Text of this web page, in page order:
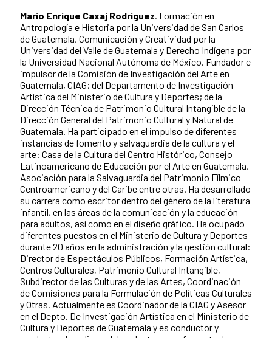
Mario Enrique Caxaj Rodríguez. Formación en
Antropología e Historia por la Universidad de San Carlos
de Guatemala, Comunicación y Creatividad por la
Universidad del Valle de Guatemala y Derecho Indígena por
la Universidad Nacional Autónoma de México. Fundador e
impulsor de la Comisión de Investigación del Arte en
Guatemala, CIAG; del Departamento de Investigación
Artística del Ministerio de Cultura y Deportes; de la
Dirección Técnica de Patrimonio Cultural Intangible de la
Dirección General del Patrimonio Cultural y Natural de
Guatemala. Ha participado en el impulso de diferentes
instancias de fomento y salvaguardia de la cultura y el
arte: Casa de la Cultura del Centro Histórico, Consejo
Latinoamericano de Educación por el Arte en Guatemala,
Asociación para la Salvaguardia del Patrimonio Fílmico
Centroamericano y del Caribe entre otras. Ha desarrollado
su carrera como escritor dentro del género de la literatura
infantil, en las áreas de la comunicación y la educación
para adultos, así como en el diseño gráfico. Ha ocupado
diferentes puestos en el Ministerio de Cultura y Deportes
durante 20 años en la administración y la gestión cultural:
Director de Espectáculos Públicos, Formación Artística,
Centros Culturales, Patrimonio Cultural Intangible,
Subdirector de las Culturas y de las Artes, Coordinación
de Comisiones para la Formulación de Políticas Culturales
y Otras. Actualmente es Coordinador de la CIAG y Asesor
en el Depto. De Investigación Artística en el Ministerio de
Cultura y Deportes de Guatemala y es conductor y